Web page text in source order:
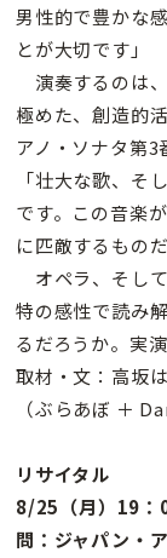
男性的で豊かな
とが大切です」
演奏するのは
極めた、創造的
アノ・ソナタ第3
「壮大な歌、そ
です。この音楽
に匹敵するもの
オペラ、そし
特の感性で読み
るだろうか。実
取材・文：高坂
（ぶらあぼ ＋
リサイタル
8/25（月）19：
問：ジャパン・